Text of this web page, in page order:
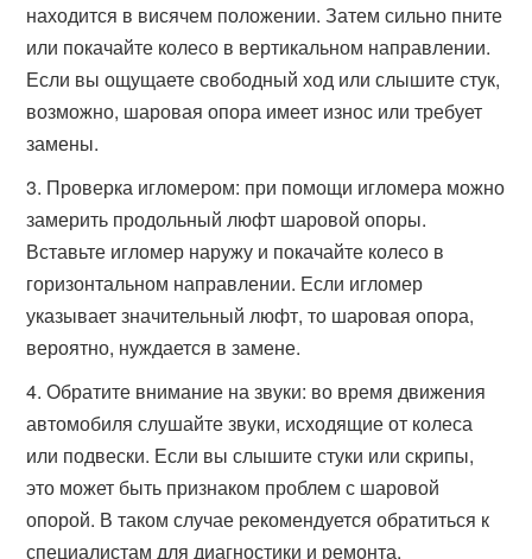
находится в висячем положении. Затем сильно пните
или покачайте колесо в вертикальном направлении.
Если вы ощущаете свободный ход или слышите стук,
возможно, шаровая опора имеет износ или требует
замены.
Проверка игломером: при помощи игломера можно
замерить продольный люфт шаровой опоры.
Вставьте игломер наружу и покачайте колесо в
горизонтальном направлении. Если игломер
указывает значительный люфт, то шаровая опора,
вероятно, нуждается в замене.
Обратите внимание на звуки: во время движения
автомобиля слушайте звуки, исходящие от колеса
или подвески. Если вы слышите стуки или скрипы,
это может быть признаком проблем с шаровой
опорой. В таком случае рекомендуется обратиться к
специалистам для диагностики и ремонта.